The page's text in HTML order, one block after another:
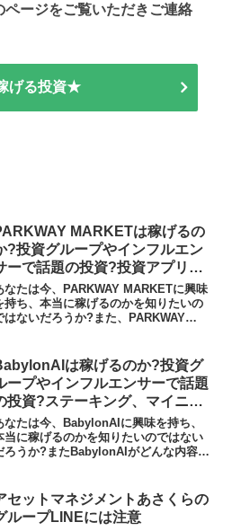
ページをご覧いただきご連絡
げる投資★
MARKETは稼げるの
?投資グループやインフルエン
ーで話題の投資?投資アプリの
態や実践者の声、口コミや評判
調査しました
なたは今、PARKWAY MARKETに興味
持ち、本当に稼げるのかを知りたいの
はないだろうか?また、PARKWAY
論を言うと、PARKWAY MARKET...
は稼げるのか?投資グ
ープやインフルエンサーで話題
投資?ステーキング、マイニン
アプリの実態や実践者の声、口
ミや評判を調査しました
なたは今、BabylonAIに興味を持ち、
当に稼げるのかを知りたいのではない
ろうか?またBabylonAIがどんな内容な
は日本の金融庁の登録なしの
許可...
セットマネジメントあさくらの
ループLINEには注意